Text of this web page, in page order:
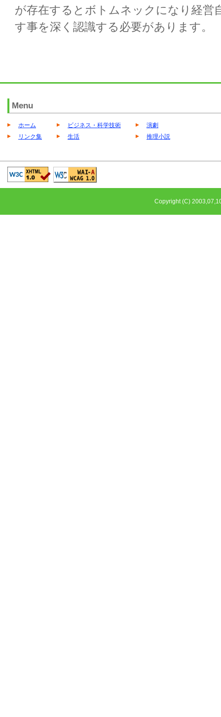
が存在するとボトムネックになり経営
す事を深く認識する必要があります。
Menu
ホーム
リンク集
ビジネス・科学技術
生活
演劇
推理小説
Copyright (C)